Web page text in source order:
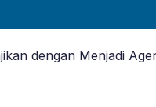
dengan Menjadi